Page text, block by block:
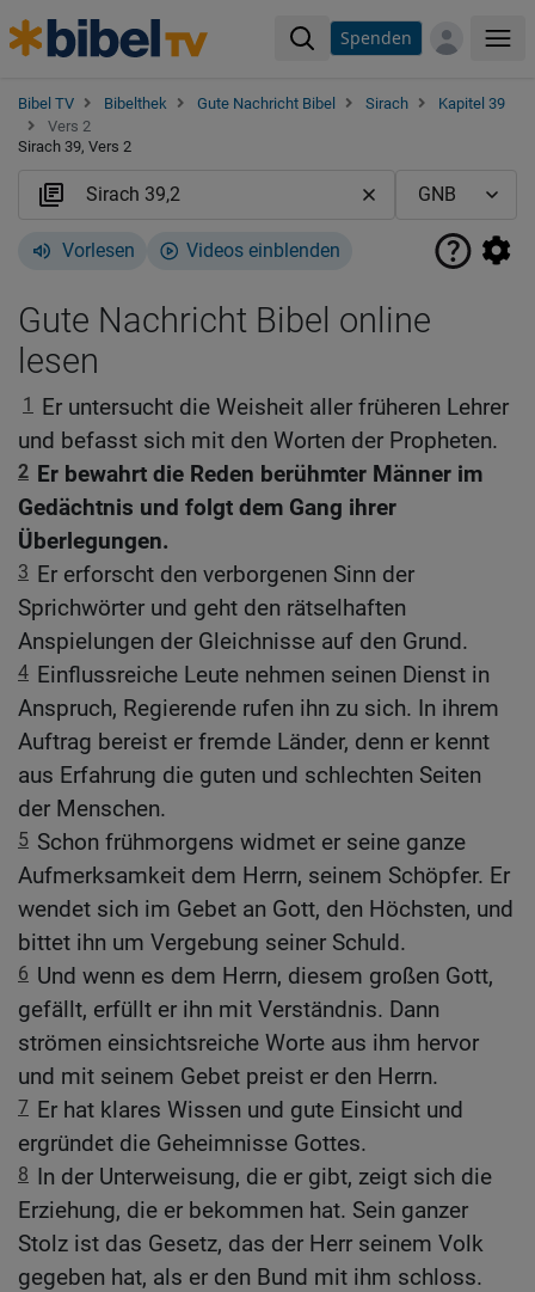
Spenden
Bibel TV Bibelthek Gute Nachricht Bibel Sirach
Kapitel 39
Vers 2
Sirach 39, Vers 2
Vorlesen Videos einblenden
Gute Nachricht Bibel online
lesen
1 Er untersucht die Weisheit aller früheren Lehrer
und befasst sich mit den Worten der Propheten.
2 Er bewahrt die Reden berühmter Männer im
Gedächtnis und folgt dem Gang ihrer
Überlegungen.
3 Er erforscht den verborgenen Sinn der
Sprichwörter und geht den rätselhaften
Anspielungen der Gleichnisse auf den Grund.
4 Einflussreiche Leute nehmen seinen Dienst in
Anspruch, Regierende rufen ihn zu sich. In ihrem
Auftrag bereist er fremde Länder, denn er kennt
aus Erfahrung die guten und schlechten Seiten
der Menschen.
5 Schon frühmorgens widmet er seine ganze
Aufmerksamkeit dem Herrn, seinem Schöpfer. Er
wendet sich im Gebet an Gott, den Höchsten, und
bittet ihn um Vergebung seiner Schuld.
6 Und wenn es dem Herrn, diesem großen Gott,
gefällt, erfüllt er ihn mit Verständnis. Dann
strömen einsichtsreiche Worte aus ihm hervor
und mit seinem Gebet preist er den Herrn.
7 Er hat klares Wissen und gute Einsicht und
ergründet die Geheimnisse Gottes.
8 In der Unterweisung, die er gibt, zeigt sich die
Erziehung, die er bekommen hat. Sein ganzer
Stolz ist das Gesetz, das der Herr seinem Volk
gegeben hat, als er den Bund mit ihm schloss.